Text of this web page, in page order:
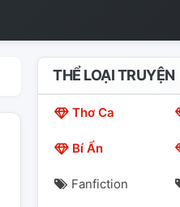
THỂ LOẠI TRUYỆN
Thơ Ca
Bí Ẩn
Fanfiction